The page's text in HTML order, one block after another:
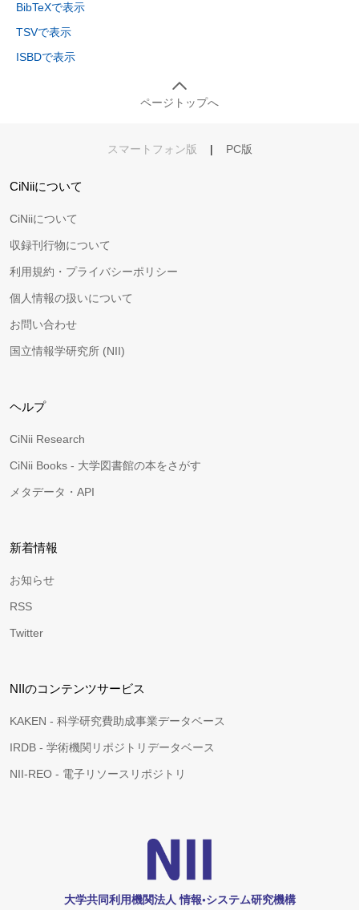
BibTeXで表示
TSVで表示
ISBDで表示
ページトップへ
スマートフォン版 | PC版
CiNiiについて
CiNiiについて
収録刊行物について
利用規約・プライバシーポリシー
個人情報の扱いについて
お問い合わせ
国立情報学研究所 (NII)
ヘルプ
CiNii Research
CiNii Books - 大学図書館の本をさがす
メタデータ・API
新着情報
お知らせ
RSS
Twitter
NIIのコンテンツサービス
KAKEN - 科学研究費助成事業データベース
IRDB - 学術機関リポジトリデータベース
NII-REO - 電子リソースリポジトリ
大学共同利用機関法人 情報•システム研究機構